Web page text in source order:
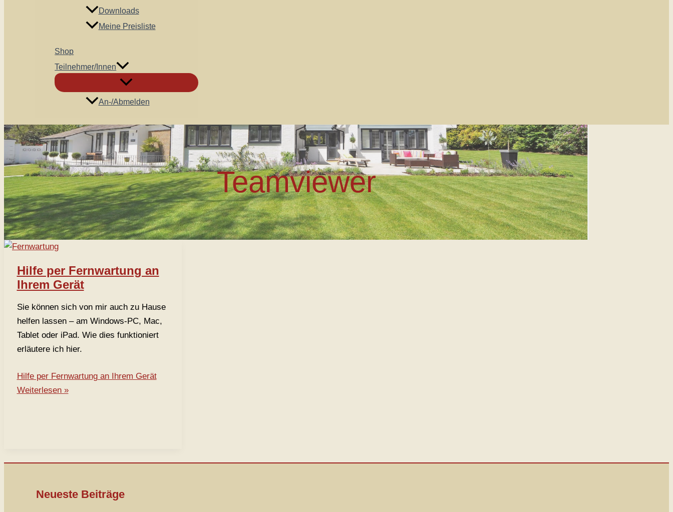
Downloads
Meine Preisliste
Shop
Teilnehmer/innen
An-/Abmelden
Teamviewer
Hilfe per Fernwartung an
Ihrem Gerät
Sie können sich von mir auch zu Hause
helfen lassen – am Windows-PC, Mac,
Tablet oder iPad. Wie dies funktioniert
erläutere ich hier.
Hilfe per Fernwartung an Ihrem Gerät
Weiterlesen »
Neueste Beiträge